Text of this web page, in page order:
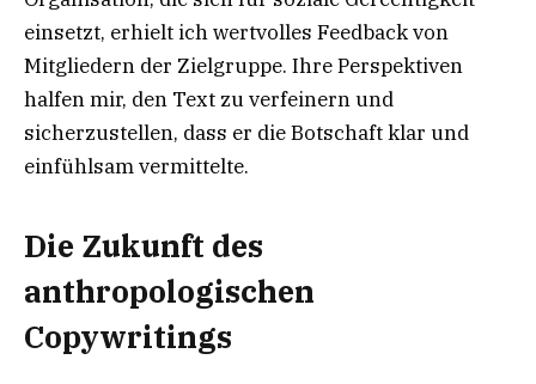
einsetzt, erhielt ich wertvolles Feedback von
Mitgliedern der Zielgruppe. Ihre Perspektiven
halfen mir, den Text zu verfeinern und
sicherzustellen, dass er die Botschaft klar und
einfühlsam vermittelte.
Die Zukunft des
anthropologischen
Copywritings